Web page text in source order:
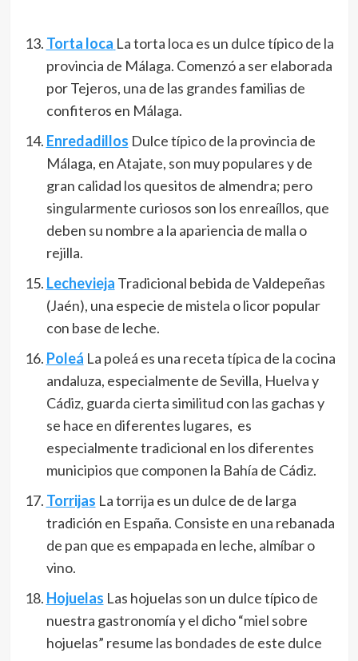
Torta loca La torta loca es un dulce típico de la
provincia de Málaga. Comenzó a ser elaborada
por Tejeros, una de las grandes familias de
confiteros en Málaga.
Enredadillos Dulce típico de la provincia de
Málaga, en Atajate, son muy populares y de
gran calidad los quesitos de almendra; pero
singularmente curiosos son los enreaíllos, que
deben su nombre a la apariencia de malla o
rejilla.
Lechevieja Tradicional bebida de Valdepeñas
(Jaén), una especie de mistela o licor popular
con base de leche.
Poleá La poleá es una receta típica de la cocina
andaluza, especialmente de Sevilla, Huelva y
Cádiz, guarda cierta similitud con las gachas y
se hace en diferentes lugares, es
especialmente tradicional en los diferentes
municipios que componen la Bahía de Cádiz.
Torrijas La torrija es un dulce de de larga
tradición en España. Consiste en una rebanada
de pan que es empapada en leche, almíbar o
vino.
Hojuelas Las hojuelas son un dulce típico de
nuestra gastronomía y el dicho “miel sobre
hojuelas” resume las bondades de este dulce